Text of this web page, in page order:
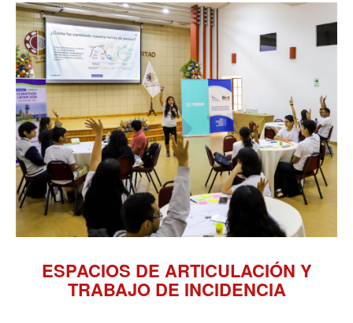
ESPACIOS DE ARTICULACIÓN Y
TRABAJO DE INCIDENCIA